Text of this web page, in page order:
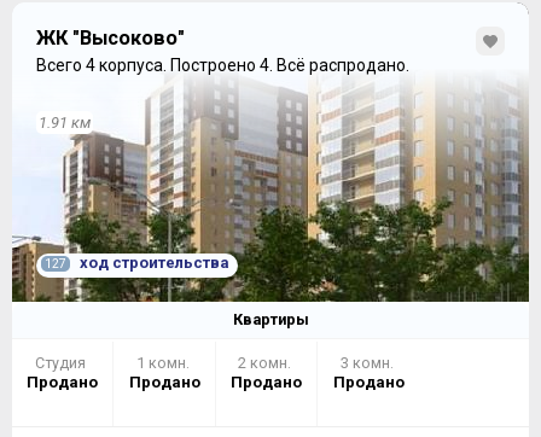
ЖК "Высоково"
Всего 4 корпуса. Построено 4. Всё распродано.
1.91 км
127 ход строительства
Квартиры
Студия
Продано
1 комн.
Продано
2 комн.
Продано
3 комн.
Продано